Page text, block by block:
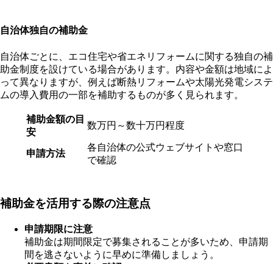
自治体独自の補助金
自治体ごとに、エコ住宅や省エネリフォームに関する独自の補
助金制度を設けている場合があります。内容や金額は地域によ
って異なりますが、例えば断熱リフォームや太陽光発電システ
ムの導入費用の一部を補助するものが多く見られます。
補助金額の目
安
数万円～数十万円程度
申請方法
各自治体の公式ウェブサイトや窓口
で確認
補助金を活用する際の注意点
申請期限に注意
補助金は期間限定で募集されることが多いため、申請期
間を逃さないように早めに準備しましょう。